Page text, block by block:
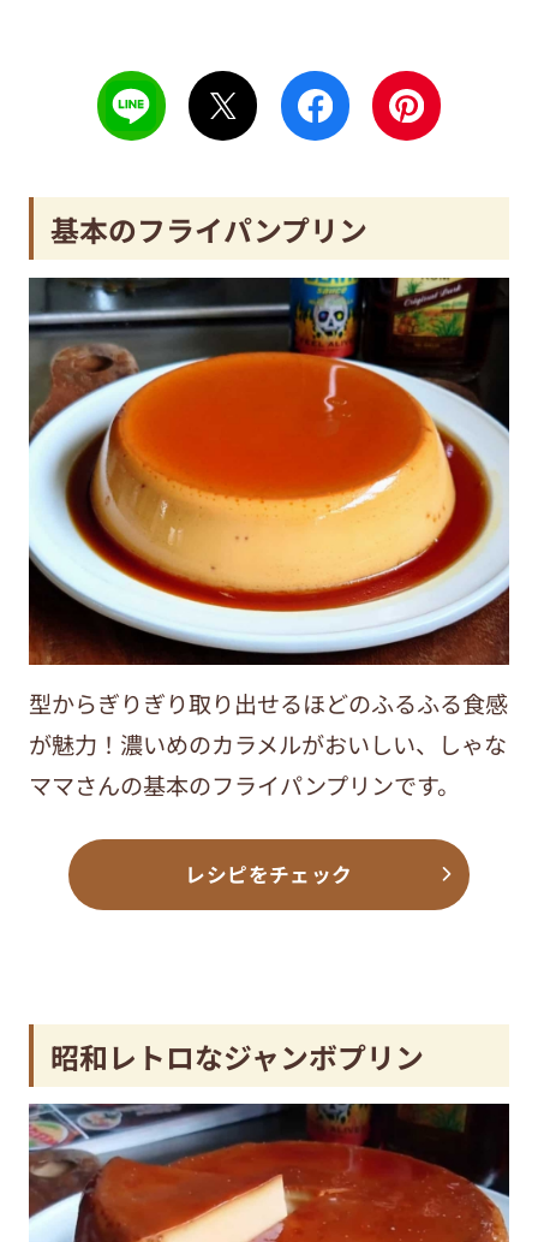
基本のフライパンプリン
型からぎりぎり取り出せるほどのふるふる食感
が魅力！濃いめのカラメルがおいしい、しゃな
ママさんの基本のフライパンプリンです。
レシピをチェック
昭和レトロなジャンボプリン